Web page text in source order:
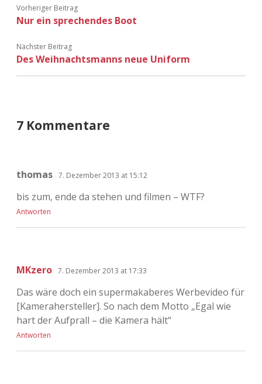
Vorheriger Beitrag
Nur ein sprechendes Boot
Nächster Beitrag
Des Weihnachtsmanns neue Uniform
7 Kommentare
thomas 7. Dezember 2013 at 15:12
bis zum, ende da stehen und filmen – WTF?
Antworten
MKzero 7. Dezember 2013 at 17:33
Das wäre doch ein supermakaberes Werbevideo für
[Kamerahersteller]. So nach dem Motto „Egal wie
hart der Aufprall – die Kamera hält“
Antworten